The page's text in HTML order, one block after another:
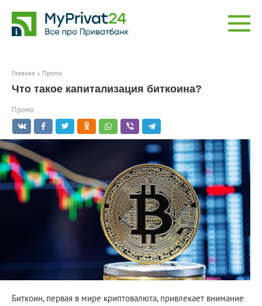
контенту
Главная » Промо
Что такое капитализация биткоина?
Промо
Биткоин, первая в мире криптовалюта, привлекает внимание